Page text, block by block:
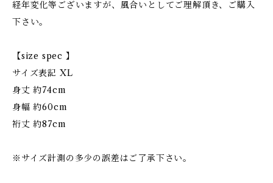
経年変化等ございますが、風合いとしてご理解頂き、ご購入
下さい。
【size spec 】
サイズ表記 XL
身丈 約74cm
身幅 約60cm
裄丈 約87cm
※サイズ計測の多少の誤差はご了承下さい。